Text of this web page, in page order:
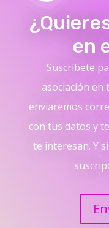
en
Suscríbete
asociación en
enviaremos
con tus datos y
te interesan. Y